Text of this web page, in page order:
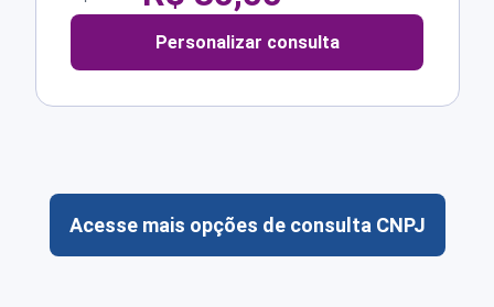
Personalizar consulta
Acesse mais opções de consulta CNPJ